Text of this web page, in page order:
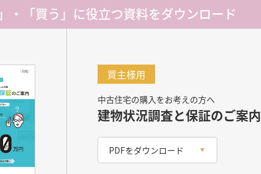
・「買う」に役立つ資料をダウンロード
買主様用
中古住宅の購入をお考えの方へ
建物状況調査と保証のご案内
PDFをダウンロード